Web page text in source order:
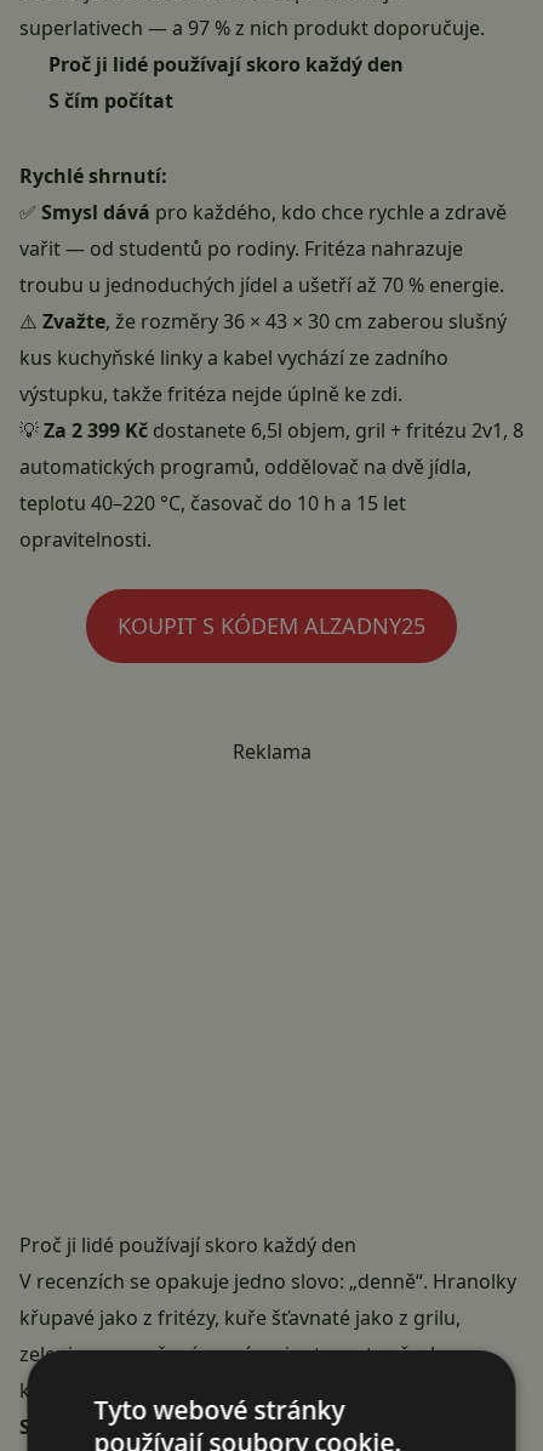
superlativech — a 97 % z nich produkt doporučuje.
Proč ji lidé používají skoro každý den
S čím počítat
Rychlé shrnutí:
✅ Smysl dává pro každého, kdo chce rychle a zdravě
vařit — od studentů po rodiny. Fritéza nahrazuje
troubu u jednoduchých jídel a ušetří až 70 % energie.
⚠️ Zvažte, že rozměry 36 × 43 × 30 cm zaberou slušný
kus kuchyňské linky a kabel vychází ze zadního
výstupku, takže fritéza nejde úplně ke zdi.
💡Za 2 399 Kč dostanete 6,5l objem, gril + fritézu 2v1, 8
automatických programů, oddělovač na dvě jídla,
teplotu 40–220 °C, časovač do 10 h a 15 let
opravitelnosti.
KOUPIT S KÓDEM ALZADNY25
Reklama
Proč ji lidé používají skoro každý den
V recenzích se opakuje jedno slovo: „denně“. Hranolky
křupavé jako z fritézy, kuře šťavnaté jako z grilu,
zelenina propečená za pár minut — a to všechno s
kapkou oleje nebo úplně bez něj. Funkce
Synchronizations oddělovačem Flexcook zajistí, že
Tyto webové stránky
používají soubory cookie.